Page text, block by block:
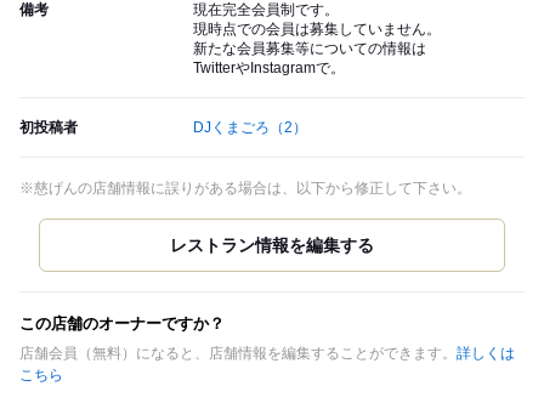
備考
現在完全会員制です。
現時点での会員は募集していません。
新たな会員募集等についての情報は
TwitterやInstagramで。
初投稿者 DJくまごろ （2）
※慈げんの店舗情報に誤りがある場合は、以下から修正して下さい。
この店舗のオーナーですか？
店舗会員（無料）になると、店舗情報を編集することができます。 詳しくは
こちら